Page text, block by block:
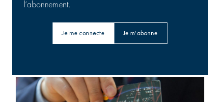
l’abonnement.
Je me connecte Je m'abonne
Barings : 56 800 m² en Australie